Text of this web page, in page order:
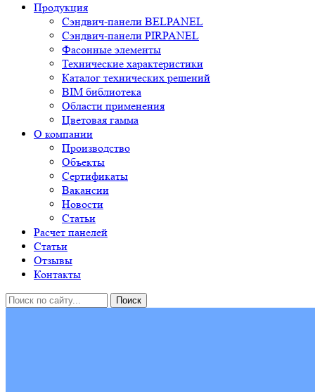
Продукция
Сэндвич-панели BELPANEL
Сэндвич-панели PIRPANEL
Фасонные элементы
Технические характеристики
Каталог технических решений
BIM библиотека
Области применения
Цветовая гамма
О компании
Производство
Объекты
Сертификаты
Вакансии
Новости
Статьи
Расчет панелей
Статьи
Отзывы
Контакты